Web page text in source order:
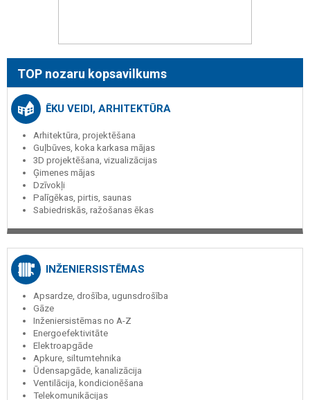
TOP nozaru kopsavilkums
ĒKU VEIDI, ARHITEKTŪRA
Arhitektūra, projektēšana
Guļbūves, koka karkasa mājas
3D projektēšana, vizualizācijas
Ģimenes mājas
Dzīvokļi
Palīgēkas, pirtis, saunas
Sabiedriskās, ražošanas ēkas
INŽENIERSISTĒMAS
Apsardze, drošība, ugunsdrošība
Gāze
Inženiersistēmas no A-Z
Energoefektivitāte
Elektroapgāde
Apkure, siltumtehnika
Ūdensapgāde, kanalizācija
Ventilācija, kondicionēšana
Telekomunikācijas